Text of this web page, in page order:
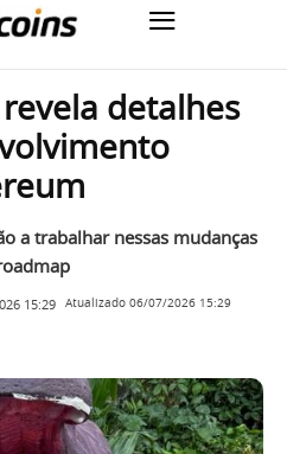
detalhes
a trabalhar nessas mudanças
15:29 Atualizado 06/07/2026 15:29